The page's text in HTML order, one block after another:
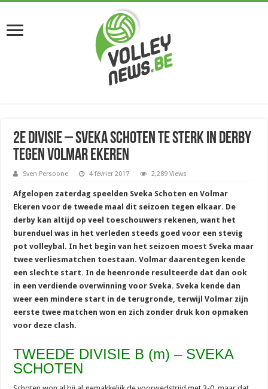
2e divisie – Sveka Schoten te sterk in derby
tegen Volmar Ekeren
Sven Persoone 4 février 2017 2,289 Views
Afgelopen zaterdag speelden Sveka Schoten en Volmar
Ekeren voor de tweede maal dit seizoen tegen elkaar. De
derby kan altijd op veel toeschouwers rekenen, want het
burenduel was in het verleden steeds goed voor een stevig
pot volleybal. In het begin van het seizoen moest Sveka maar
twee verliesmatchen toestaan. Volmar daarentegen kende
een slechte start. In de heenronde resulteerde dat dan ook
in een verdiende overwinning voor Sveka. Sveka kende dan
weer een mindere start in de terugronde, terwijl Volmar zijn
eerste twee matchen won en zich zonder druk kon opmaken
voor deze clash.
TWEEDE DIVISIE B (m) – SVEKA
SCHOTEN